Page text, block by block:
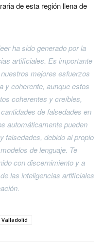
de esta región llena de
ha sido generado por la
artificiales. Es importante
mejores esfuerzos
y coherente, aunque estos
coherentes y creíbles,
de falsedades en
automáticamente pueden
falsedades, debido al propio
de lenguaje. Te
con discernimiento y a
las inteligencias artificiales
Valladolid